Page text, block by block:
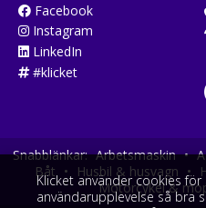
Facebook
Instagram
LinkedIn
#klicket
Snabblänkar: Arbetsmaskin •
Båt • Husbil & husvagn •
Motorcykel &
Klicket använder cookies
användarupplevelse så bra